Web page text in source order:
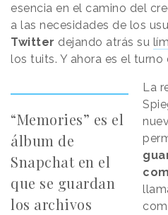
esencia en el camino del
a las necesidades de los
Twitter dejando atrás su
los tuits. Y ahora es el turno
“Memories” es el
álbum de
Snapchat en el
que se guardan
los archivos
La